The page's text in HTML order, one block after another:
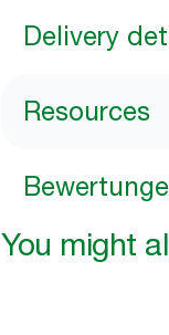
Delivery
Resources
You might